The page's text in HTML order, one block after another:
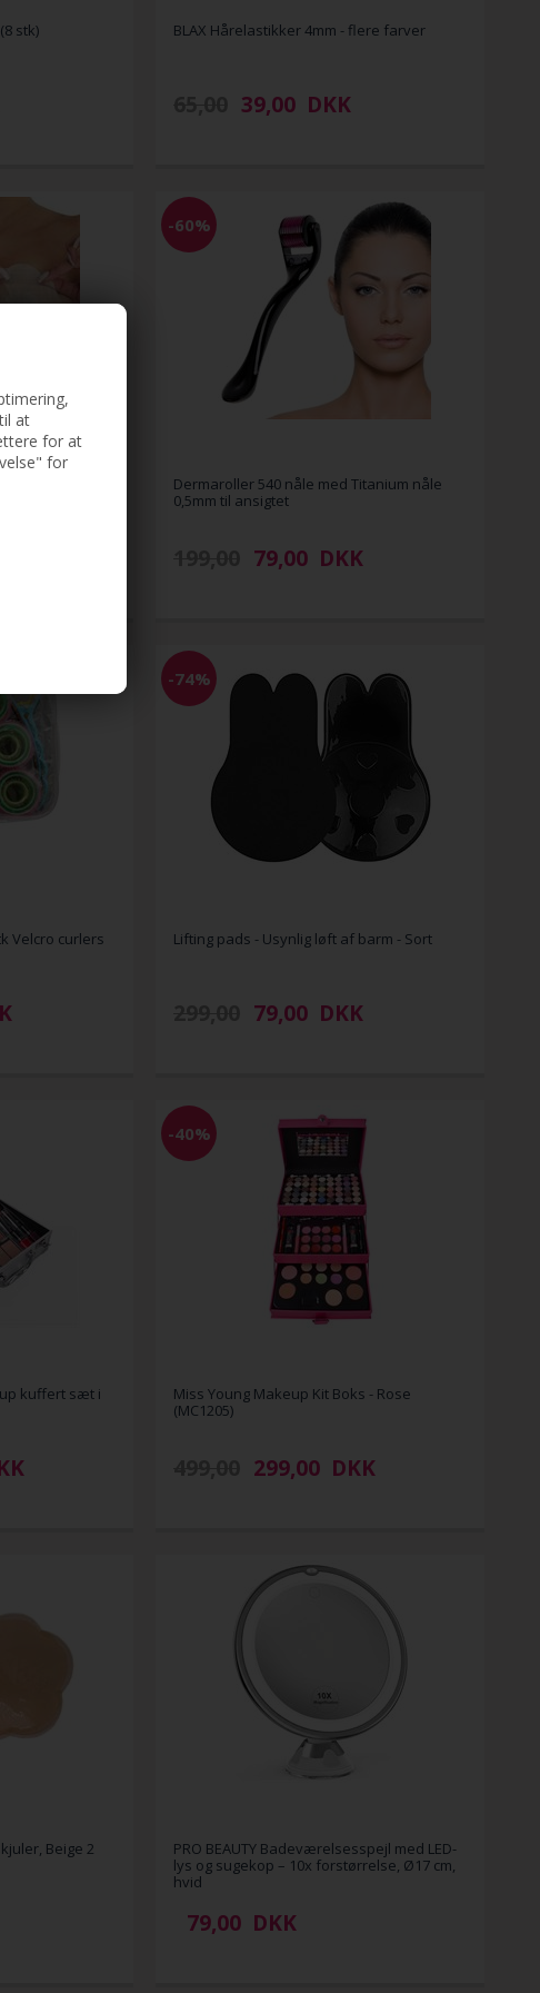
at
for at
for
stk) BLAX Hårelastikker 4mm - flere farver
39,00 DKK
-60%
Dermaroller 540 nåle med Titanium nåle
0,5mm til ansigtet
79,00 DKK
Velcro curlers
-74%
Lifting pads - Usynlig løft af barm - Sort
79,00 DKK
kuffert sæt i
-40%
Miss Young Makeup Kit Boks - Rose
(MC1205)
299,00 DKK
Beige 2
PRO BEAUTY Badeværelsesspejl med LED-
lys og sugekop – 10x forstørrelse, Ø17 cm,
hvid
79,00 DKK